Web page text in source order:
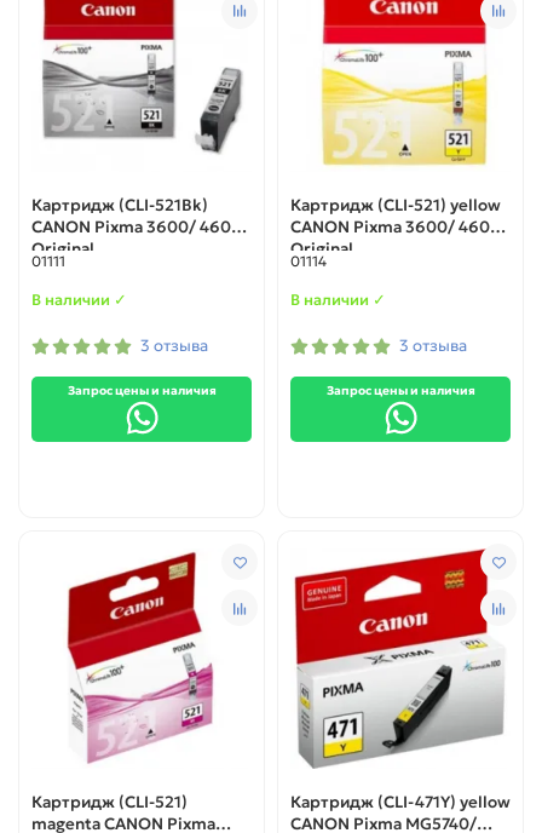
Картридж (CLI-521Bk)
CANON Pixma 3600/ 4600
Original
01111
В наличии ✓
3 отзыва
Запрос цены и наличия
Картридж (CLI-521) yellow
CANON Pixma 3600/ 4600
Original
01114
В наличии ✓
3 отзыва
Запрос цены и наличия
Картридж (CLI-521)
magenta CANON Pixma
Картридж (CLI-471Y) yellow
CANON Pixma MG5740/